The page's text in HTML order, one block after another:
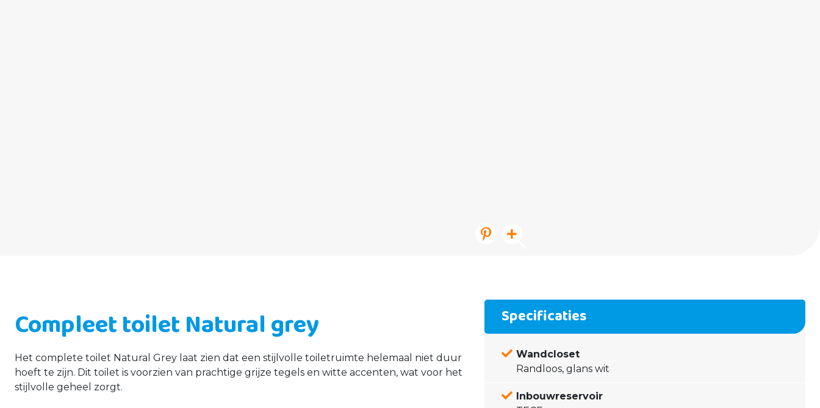
Compleet toilet Natural grey
Het complete toilet Natural Grey laat zien dat een stijlvolle toiletruimte helemaal niet duur
hoeft te zijn. Dit toilet is voorzien van prachtige grijze tegels en witte accenten, wat voor het
stijlvolle geheel zorgt.
Specificaties
Wandcloset
Randloos, glans wit
Inbouwreservoir